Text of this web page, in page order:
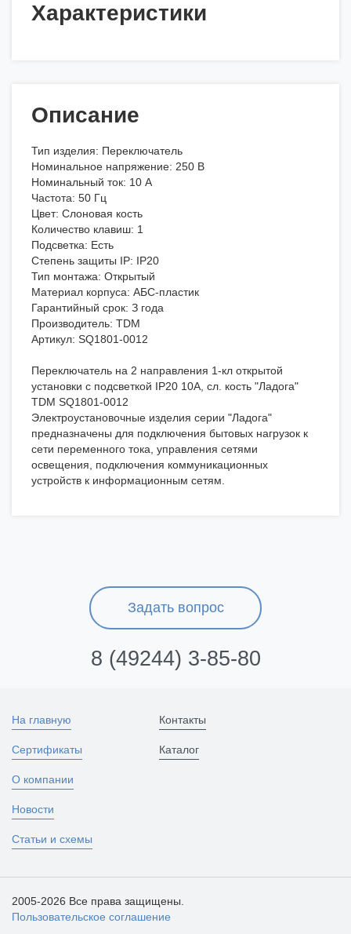
Характеристики
Описание
Тип изделия: Переключатель
Номинальное напряжение: 250 В
Номинальный ток: 10 А
Частота: 50 Гц
Цвет: Слоновая кость
Количество клавиш: 1
Подсветка: Есть
Степень защиты IP: IP20
Тип монтажа: Открытый
Материал корпуса: АБС-пластик
Гарантийный срок: З года
Производитель: TDM
Артикул: SQ1801-0012
Переключатель на 2 направления 1-кл открытой
установки с подсветкой IP20 10А, сл. кость "Ладога"
TDM SQ1801-0012
Электроустановочные изделия серии "Ладога"
предназначены для подключения бытовых нагрузок к
сети переменного тока, управления сетями
освещения, подключения коммуникационных
устройств к информационным сетям.
Задать вопрос
8 (49244) 3-85-80
На главную
Сертификаты
О компании
Новости
Статьи и схемы
Контакты
Каталог
2005-2026 Все права защищены.
Пользовательское соглашение